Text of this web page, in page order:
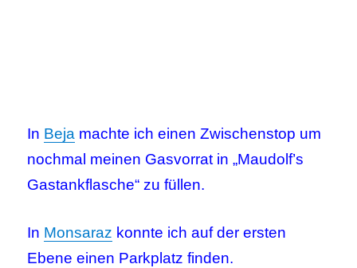
In Beja machte ich einen Zwischenstop um
nochmal meinen Gasvorrat in „Maudolf’s
Gastankflasche“ zu füllen.
In Monsaraz konnte ich auf der ersten
Ebene einen Parkplatz finden.